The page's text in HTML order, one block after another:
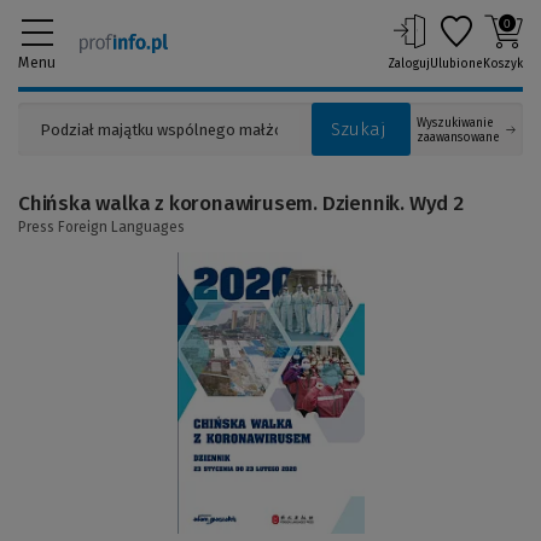
Menu
Szukaj
Wyszukiwanie
zaawansowane
ZalogujUlubione
0
Koszyk
innej
Chińska walka z koronawirusem. Dziennik. Wyd 2
Press Foreign Languages